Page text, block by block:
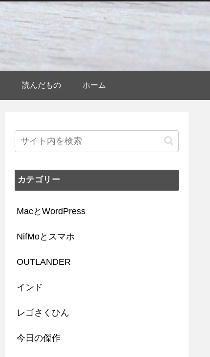
読んだもの ホーム
カテゴリー
MacとWordPress
NifMoとスマホ
OUTLANDER
インド
レゴさくひん
今日の傑作